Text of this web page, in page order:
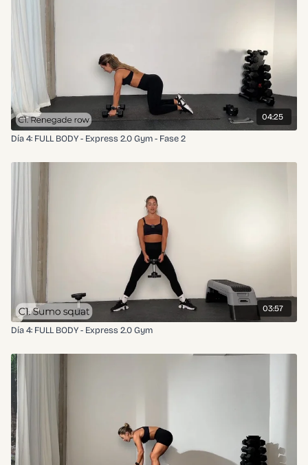
04:25
Día 4: FULL BODY - Express 2.0 Gym - Fase 2
03:57
Día 4: FULL BODY - Express 2.0 Gym